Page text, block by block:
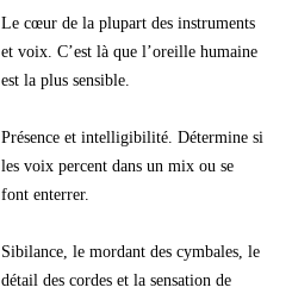
Le cœur de la plupart des instruments
et voix. C’est là que l’oreille humaine
est la plus sensible.
Présence et intelligibilité. Détermine si
les voix percent dans un mix ou se
font enterrer.
Sibilance, le mordant des cymbales, le
détail des cordes et la sensation de